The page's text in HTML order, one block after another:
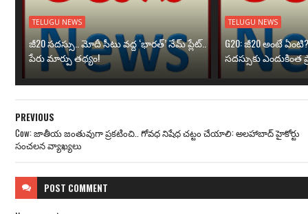
TELUGU NEWS
జీ20 సదస్సు.. మోదీ సీటు వద్ద ‘భారత్’ నేమ్ ప్లేట్‌..
పేరు మార్పు తథ్యం!
TELUGU NEWS
G20: జీ20 అంటే
సదస్సుకు
PREVIOUS
Cow: జాతీయ జంతువుగా ప్రకటించి.. గోవధ నిషేధ చట్టం చేయాలి: అలహాబాద్ హైకోర్టు
సంచలన వ్యాఖ్యలు
POST COMMENT